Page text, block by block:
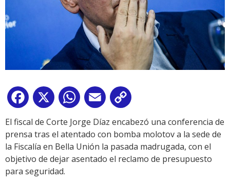
Facebook
X WhatsApp
Email
Link
El fiscal de Corte Jorge Díaz encabezó una conferencia de
prensa tras el atentado con bomba molotov a la sede de
la Fiscalía en Bella Unión la pasada madrugada, con el
objetivo de dejar asentado el reclamo de presupuesto
para seguridad.